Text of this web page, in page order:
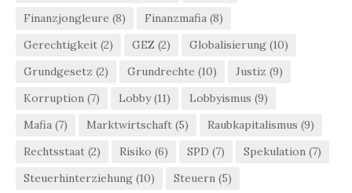
Finanzjongleure (8) Finanzmafia (8)
Gerechtigkeit (2) GEZ (2) Globalisierung (10)
Grundgesetz (2) Grundrechte (10) Justiz (9)
Korruption (7) Lobby(11) Lobbyismus (9)
Mafia (7) Marktwirtschaft (5) Raubkapitalismus (9)
Rechtsstaat (2) Risiko (6) SPD (7) Spekulation (7)
Steuerhinterziehung (10) Steuern (5)